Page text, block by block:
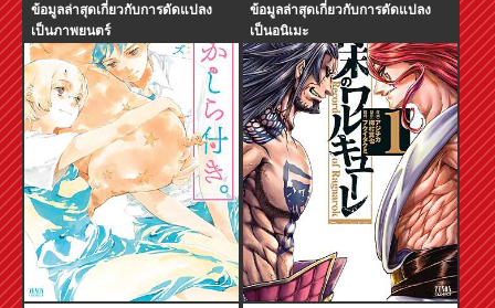
ข้อมูลล่าสุดเกี่ยวกับการดัดแปลง
เป็นภาพยนตร์
ข้อมูลล่าสุดเกี่ยวกับการดัดแปลง
เป็นอนิเมะ